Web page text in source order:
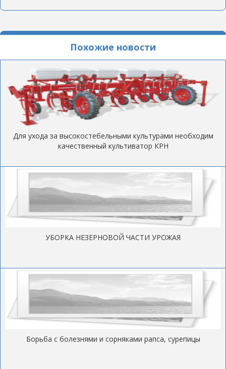
Похожие новости
Для ухода за высокостебельными культурами необходим
качественный культиватор КРН
УБОРКА НЕЗЕРНОВОЙ ЧАСТИ УРОЖАЯ
Борьба с болезнями и сорняками рапса, сурепицы